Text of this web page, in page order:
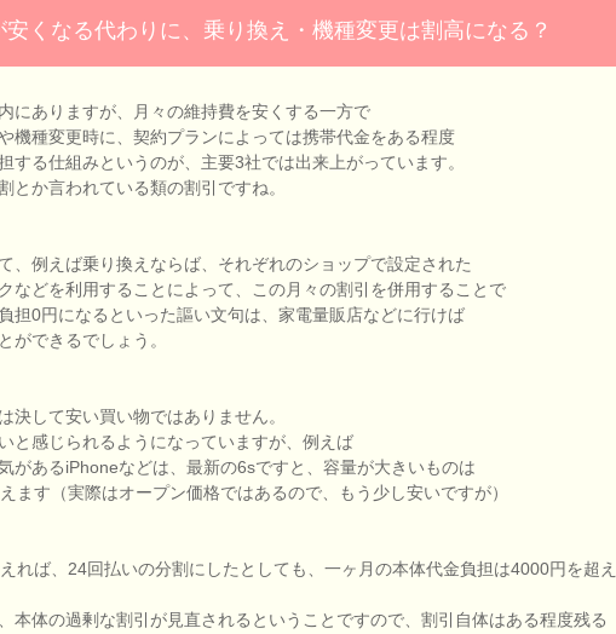
安くなる代わりに、乗り換え・機種変更は割高になる？
にありますが、月々の維持費を安くする一方で
機種変更時に、契約プランによっては携帯代金をある程度
する仕組みというのが、主要3社では出来上がっています。
とか言われている類の割引ですね。
、例えば乗り換えならば、それぞれのショップで設定された
などを利用することによって、この月々の割引を併用することで
担0円になるといった謳い文句は、家電量販店などに行けば
ができるでしょう。
決して安い買い物ではありません。
と感じられるようになっていますが、例えば
があるiPhoneなどは、最新の6sですと、容量が大きいものは
ます（実際はオープン価格ではあるので、もう少し安いですが）
れば、24回払いの分割にしたとしても、一ヶ月の本体代金負担は4000円を超え
本体の過剰な割引が見直されるということですので、割引自体はある程度残る